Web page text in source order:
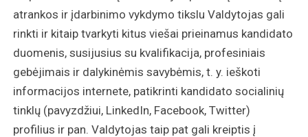
atrankos ir įdarbinimo vykdymo tikslu Valdytojas gali
rinkti ir kitaip tvarkyti kitus viešai prieinamus kandidato
duomenis, susijusius su kvalifikacija, profesiniais
gebėjimais ir dalykinėmis savybėmis, t. y. ieškoti
informacijos internete, patikrinti kandidato socialinių
tinklų (pavyzdžiui, LinkedIn, Facebook, Twitter)
profilius ir pan. Valdytojas taip pat gali kreiptis į